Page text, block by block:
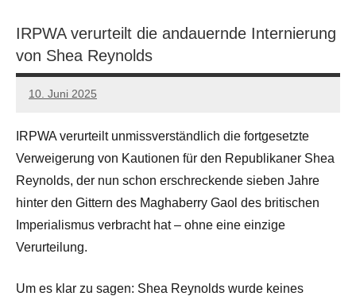
IRPWA verurteilt die andauernde Internierung
von Shea Reynolds
10. Juni 2025
network
IRPWA verurteilt unmissverständlich die fortgesetzte
Verweigerung von Kautionen für den Republikaner Shea
Reynolds, der nun schon erschreckende sieben Jahre
hinter den Gittern des Maghaberry Gaol des britischen
Imperialismus verbracht hat – ohne eine einzige
Verurteilung.
Um es klar zu sagen: Shea Reynolds wurde keines